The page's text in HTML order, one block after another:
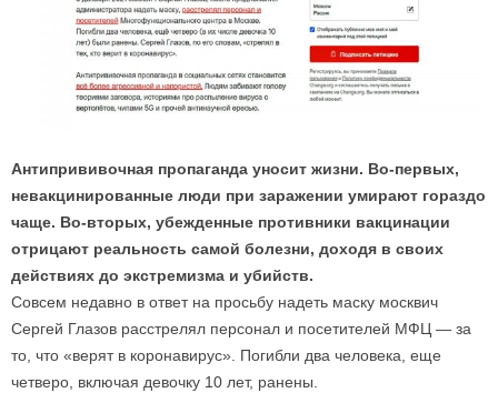
Антипрививочная пропаганда уносит жизни. Во-первых,
невакцинированные люди при заражении умирают гораздо
чаще. Во-вторых, убежденные противники вакцинации
отрицают реальность самой болезни, доходя в своих
действиях до экстремизма и убийств.
Совсем недавно в ответ на просьбу надеть маску москвич
Сергей Глазов расстрелял персонал и посетителей МФЦ — за
то, что «верят в коронавирус». Погибли два человека, еще
четверо, включая девочку 10 лет, ранены.